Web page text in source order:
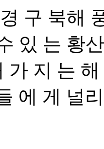
구 북해
있 는 황
가 지 는
에 게 널